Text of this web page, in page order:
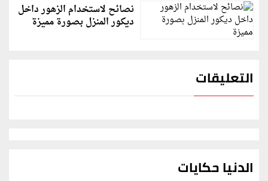
نصائح لاستخدام الزهور داخل
ديكور المنزل بصورة مميزة
التعليقات
الدنيا حكايات